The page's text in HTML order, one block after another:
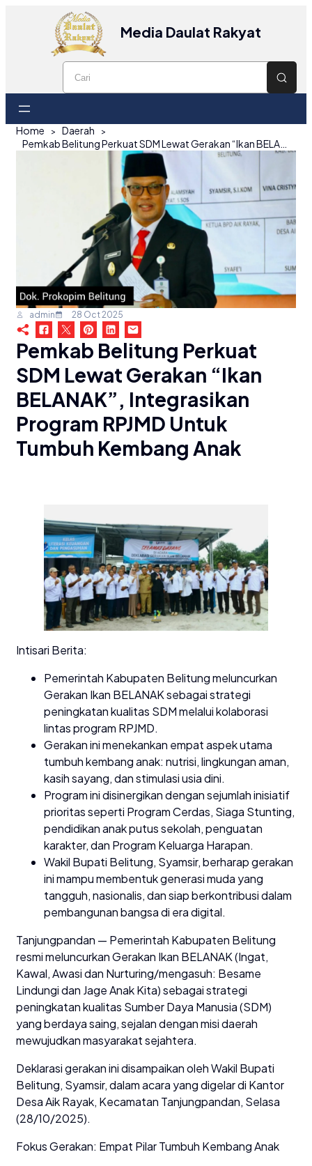
Media Daulat Rakyat
Home
Daerah
admin 28 Oct 2025
Pemkab Belitung Perkuat
SDM Lewat Gerakan “Ikan
BELANAK”, Integrasikan
Program RPJMD Untuk
Tumbuh Kembang Anak
Intisari Berita:
Pemerintah Kabupaten Belitung meluncurkan
Gerakan Ikan BELANAK sebagai strategi
peningkatan kualitas SDM melalui kolaborasi
lintas program RPJMD.
Gerakan ini menekankan empat aspek utama
tumbuh kembang anak: nutrisi, lingkungan aman,
kasih sayang, dan stimulasi usia dini.
Program ini disinergikan dengan sejumlah inisiatif
prioritas seperti Program Cerdas, Siaga Stunting,
pendidikan anak putus sekolah, penguatan
karakter, dan Program Keluarga Harapan.
Wakil Bupati Belitung, Syamsir, berharap gerakan
ini mampu membentuk generasi muda yang
tangguh, nasionalis, dan siap berkontribusi dalam
pembangunan bangsa di era digital.
Tanjungpandan — Pemerintah Kabupaten Belitung
resmi meluncurkan Gerakan Ikan BELANAK (Ingat,
Kawal, Awasi dan Nurturing/mengasuh: Besame
Lindungi dan Jage Anak Kita) sebagai strategi
peningkatan kualitas Sumber Daya Manusia (SDM)
yang berdaya saing, sejalan dengan misi daerah
mewujudkan masyarakat sejahtera.
Deklarasi gerakan ini disampaikan oleh Wakil Bupati
Belitung, Syamsir, dalam acara yang digelar di Kantor
Desa Aik Rayak, Kecamatan Tanjungpandan, Selasa
(28/10/2025).
Fokus Gerakan: Empat Pilar Tumbuh Kembang Anak